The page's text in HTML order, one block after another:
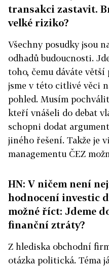
transakci zastavit.
velké riziko?
Všechny posudky jsou
odhadů budoucnosti.
toho, čemu dáváte větší
jsme v této citlivé věci
pohled. Musím
kteří vnášeli do debat
schopni dodat
jiného řešení. Takže je
managementu ČEZ
HN: V ničem není
hodnocení investic
možné říct: Jdeme
finanční ztráty?
Z hlediska obchodní
otázka politická. Téma